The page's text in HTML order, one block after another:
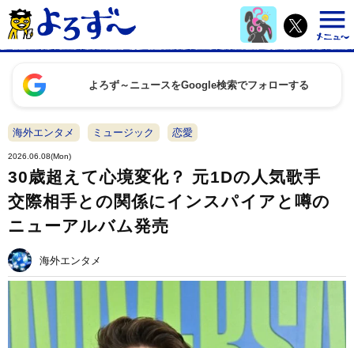
よろず～ニュースをGoogle検索でフォローする
海外エンタメ ミュージック 恋愛
2026.06.08(Mon)
30歳超えて心境変化？ 元1Dの人気歌手
交際相手との関係にインスパイアと噂の
ニューアルバム発売
海外エンタメ